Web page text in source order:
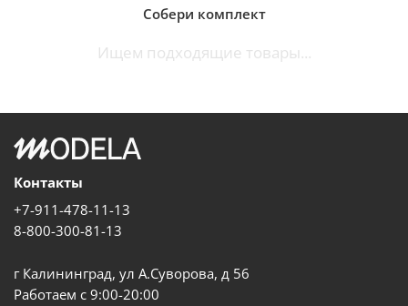
Собери комплект
Ищем подходящие товары...
Контакты
+7-911-478-11-13
8-800-300-81-13
г Калининград, ул А.Суворова, д 56
Работаем с 9:00-20:00